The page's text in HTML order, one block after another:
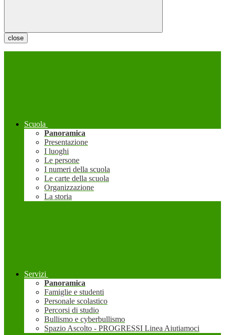
close
Scuola
Panoramica
Presentazione
I luoghi
Le persone
I numeri della scuola
Le carte della scuola
Organizzazione
La storia
Servizi
Panoramica
Famiglie e studenti
Personale scolastico
Percorsi di studio
Bullismo e cyberbullismo
Spazio Ascolto - PROGRESSI Linea Aiutiamoci